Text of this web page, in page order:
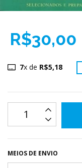
R$30,00
7x de R$5,18
MEIOS DE ENVIO